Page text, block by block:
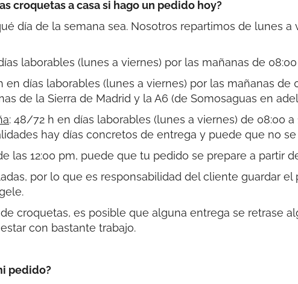
croquetas a casa si hago un pedido hoy?
día de la semana sea. Nosotros repartimos de lunes
laborables (lunes a viernes) por las mañanas de 08:00
en días laborables (lunes a viernes) por las mañanas de
de la Sierra de Madrid y la A6 (de Somosaguas en
: 48/72 h en días laborables (lunes a viernes) de 08:00
hay días concretos de entrega y puede que no
las 12:00 pm, puede que tu pedido se prepare a partir
por lo que es responsabilidad del cliente guardar
croquetas, es posible que alguna entrega se retrase
con bastante trabajo.
pedido?